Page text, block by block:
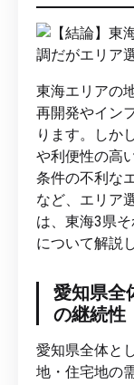
東海エリアの
再開発やイン
ります。しか
や利便性の高
条件の不利な
など、エリア
は、東海3県
について解説
愛知県全
の継続性
愛知県全体と
地・住宅地の